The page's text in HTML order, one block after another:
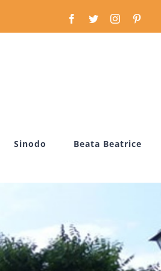
Facebook
TwitterInstagram
Sinodo Beata Beatrice